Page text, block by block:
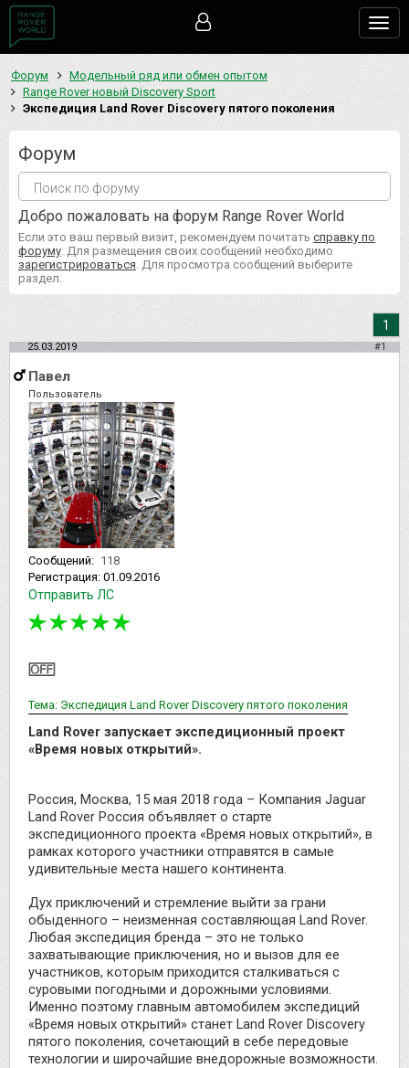
Форум
Модельный ряд или обмен опытом
Range Rover новый Discovery Sport
Экспедиция Land Rover Discovery пятого поколения
Форум
Добро пожаловать на форум Range Rover World
Если это ваш первый визит, рекомендуем почитать справку по
форуму . Для размещения своих сообщений необходимо
зарегистрироваться . Для просмотра сообщений выберите
раздел.
1
25.03.2019 #1
Павел
Пользователь
Сообщений: 118
Регистрация: 01.09.2016
Отправить ЛС
Тема: Экспедиция Land Rover Discovery пятого поколения
Land Rover запускает экспедиционный проект
«Время новых открытий».
Россия, Москва, 15 мая 2018 года – Компания Jaguar
Land Rover Россия объявляет о старте
экспедиционного проекта «Время новых открытий», в
рамках которого участники отправятся в самые
удивительные места нашего континента.
Дух приключений и стремление выйти за грани
обыденного – неизменная составляющая Land Rover.
Любая экспедиция бренда – это не только
захватывающие приключения, но и вызов для ее
участников, которым приходится сталкиваться с
суровыми погодными и дорожными условиями.
Именно поэтому главным автомобилем экспедиций
«Время новых открытий» станет Land Rover Discovery
пятого поколения, сочетающий в себе передовые
технологии и широчайшие внедорожные возможности.